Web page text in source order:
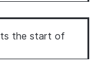
the start of